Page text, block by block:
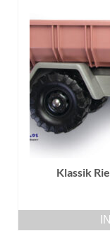
Klassik